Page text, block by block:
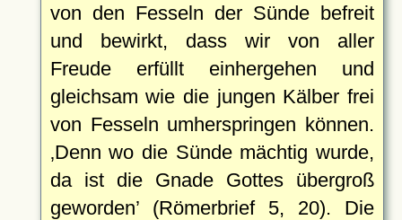
von den Fesseln der Sünde befreit
und bewirkt, dass wir von aller
Freude erfüllt einhergehen und
gleichsam wie die jungen Kälber frei
von Fesseln umherspringen können.
Denn wo die Sünde mächtig wurde,
da ist die Gnade Gottes übergroß
geworden(Römerbrief 5, 20). Die